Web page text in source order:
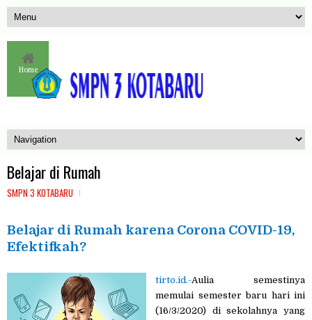
Home
Belajar di Rumah
SMPN 3 KOTABARU
Belajar di Rumah karena Corona COVID-19,
Efektifkah?
tirto.id.-Aulia semestinya
memulai semester baru hari ini
(16/3/2020) di sekolahnya yang